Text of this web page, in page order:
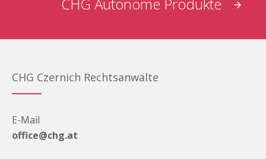
CHG Czernich Rechtsanwälte
E-Mail
office@chg.at